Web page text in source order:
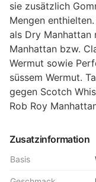
sie zusätzlich
Mengen
als Dry Manhattan
Manhattan bzw.
Wermut sowie
süssem Wermut.
gegen Scotch
Rob Roy
Zusatzinformation
Basis